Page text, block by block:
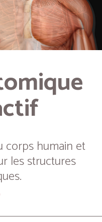
corps humain et
les structures